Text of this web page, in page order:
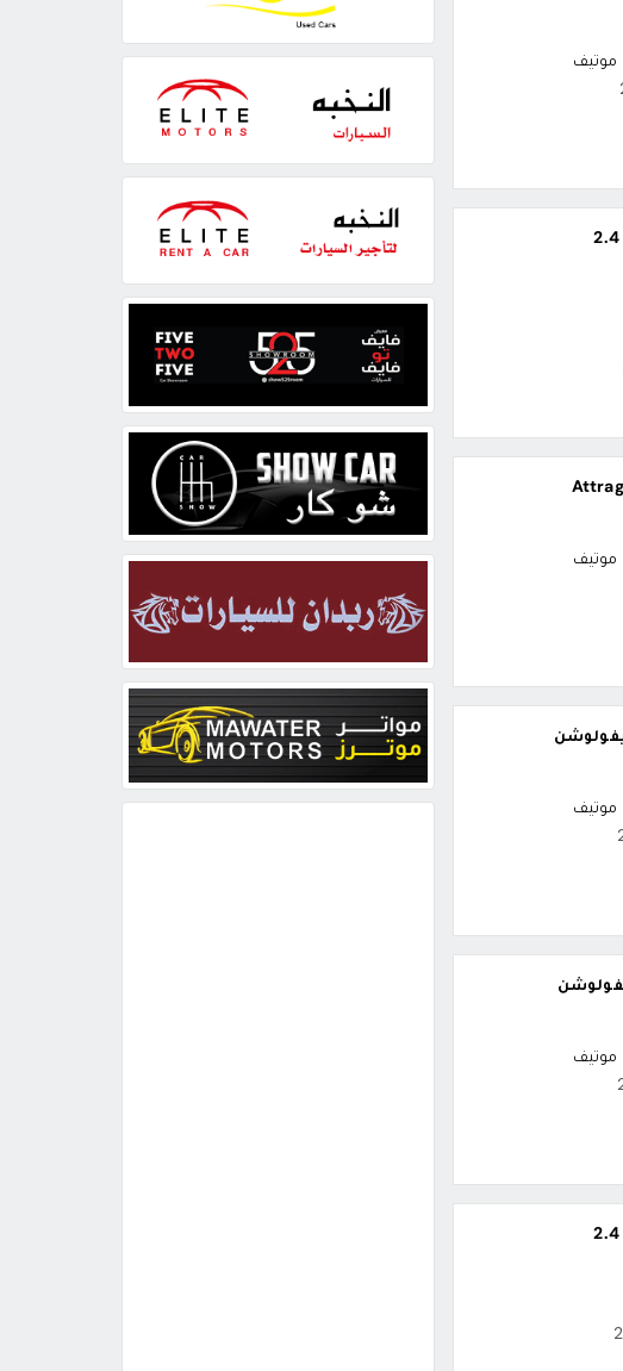
موتيف
موتيف
موتيف
موتيف